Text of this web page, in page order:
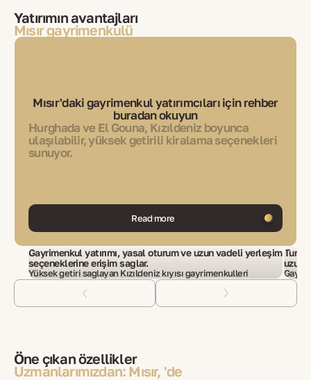
Yatırımın avantajları
Mısır gayrimenkulü
Mısır'daki gayrimenkul yatırımcıları için rehber
buradan okuyun
Hurghada ve El Gouna, Kızıldeniz boyunca
ulaşılabilir, yüksek getirili kiralama seçenekleri
sunuyor.
Read more
Gayrimenkul yatırımı, yasal oturum ve uzun vadeli yerleşim
seçeneklerine erişim sağlar.
Yüksek getiri sağlayan Kızıldeniz kıyısı gayrimenkulleri
uzun
Öne çıkan özellikler
Uzmanlarımızdan: Mısır, 'de